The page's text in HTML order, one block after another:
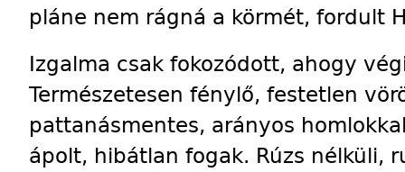
pláne nem rágná a körmét, fordult
Izgalma csak fokozódott, ahogy
Természetesen fénylő, festetlen
pattanásmentes, arányos
ápolt, hibátlan fogak. Rúzs nélküli,